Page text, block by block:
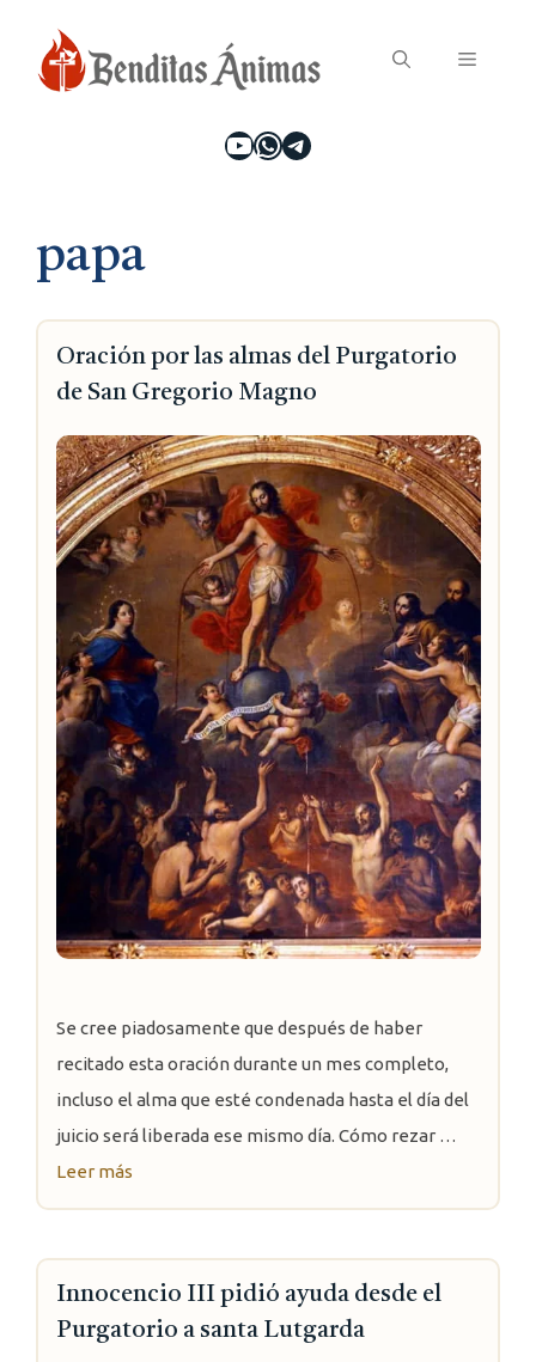
Saltar
Menú
YouTube
WhatsApp
Telegram
papa
Oración por las almas del Purgatorio
de San Gregorio Magno
Se cree piadosamente que después de haber
recitado esta oración durante un mes completo,
incluso el alma que esté condenada hasta el día del
juicio será liberada ese mismo día. Cómo rezar …
Leer más
Innocencio III pidió ayuda desde el
Purgatorio a santa Lutgarda